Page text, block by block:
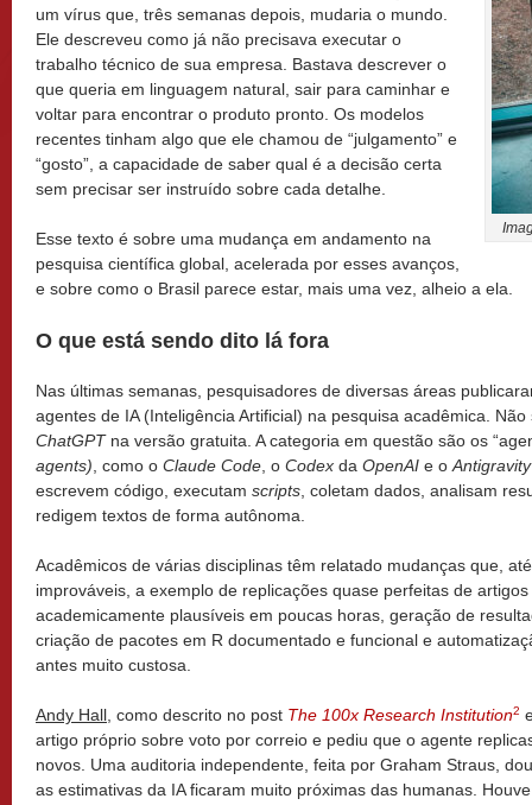
um vírus que, três semanas depois, mudaria o mundo.
Ele descreveu como já não precisava executar o
trabalho técnico de sua empresa. Bastava descrever o
que queria em linguagem natural, sair para caminhar e
voltar para encontrar o produto pronto. Os modelos
recentes tinham algo que ele chamou de “julgamento” e
“gosto”, a capacidade de saber qual é a decisão certa
sem precisar ser instruído sobre cada detalhe.
Esse texto é sobre uma mudança em andamento na
pesquisa científica global, acelerada por esses avanços,
e sobre como o Brasil parece estar, mais uma vez, alheio a ela.
O que está sendo dito lá fora
Nas últimas semanas, pesquisadores de diversas áreas
agentes de IA (Inteligência Artificial) na pesquisa acadêmica.
ChatGPTna versão gratuita. A categoria em questão são os
agents) , como o Claude Code , o Codex da OpenAI e o Antigravity
escrevem código, executam scripts , coletam dados, analisam
redigem textos de forma autônoma.
Acadêmicos de várias disciplinas têm relatado mudanças que,
improváveis, a exemplo de replicações quase perfeitas de
academicamente plausíveis em poucas horas, geração de
criação de pacotes em R documentado e funcional e
antes muito custosa.
Andy Hall , como descrito no post The 100x Research Institution2
artigo próprio sobre voto por correio e pediu que o agente
novos. Uma auditoria independente, feita por Graham Straus,
as estimativas da IA ficaram muito próximas das humanas.